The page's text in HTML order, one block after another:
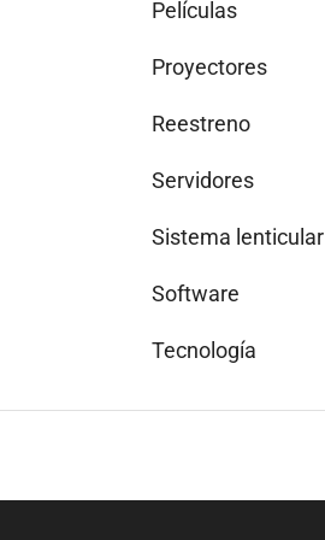
Películas
Proyectores
Reestreno
Servidores
Sistema lenticular
Software
Tecnología